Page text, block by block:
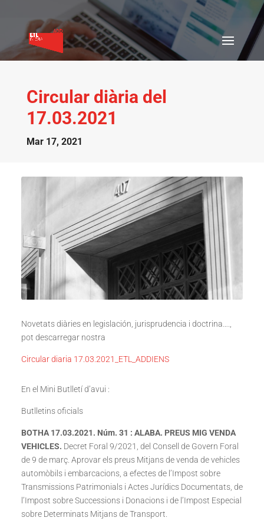
Circular diària del
17.03.2021
Mar 17, 2021
Novetats diàries en legislación, jurisprudencia i doctrina….,
pot descarregar nostra
Circular diaria 17.03.2021_ETL_ADDIENS
En el Mini Butlletí d’avui :
Butlletins oficials
BOTHA 17.03.2021. Núm. 31 : ALABA. PREUS MIG VENDA
VEHICLES. Decret Foral 9/2021, del Consell de Govern Foral
de 9 de març. Aprovar els preus Mitjans de venda de vehicles
automòbils i embarcacions, a efectes de l’Impost sobre
Transmissions Patrimonials i Actes Jurídics Documentats, de
l’Impost sobre Successions i Donacions i de l’Impost Especial
sobre Determinats Mitjans de Transport.